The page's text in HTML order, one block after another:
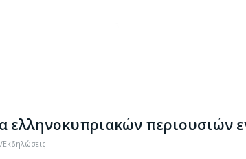
ελληνοκυπριακών περιουσιών
Εκδηλώσεις